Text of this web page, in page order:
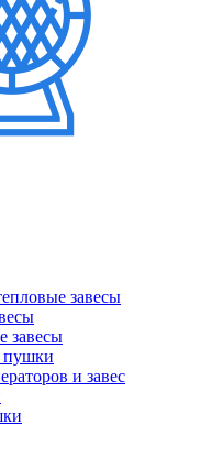
завесы
завесы
пушки
и завес